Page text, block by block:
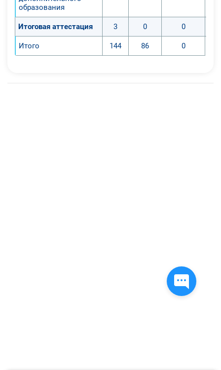
образования
Итоговая аттестация 3 0 0
Итого 144 86 0